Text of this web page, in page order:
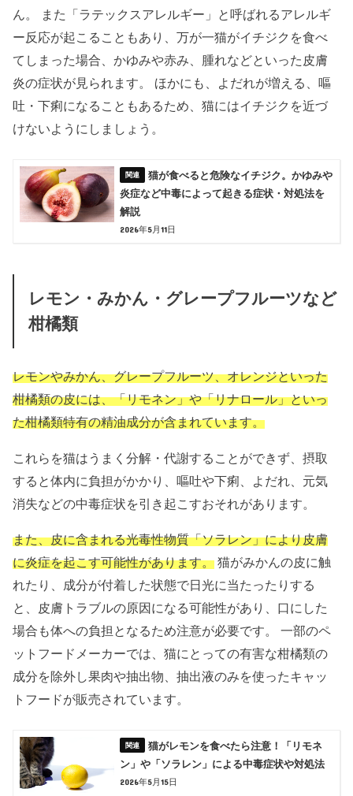
ん。 また「ラテックスアレルギー」と呼ばれるアレルギ
ー反応が起こることもあり、万が一猫がイチジクを食べ
てしまった場合、かゆみや赤み、腫れなどといった皮膚
炎の症状が見られます。 ほかにも、よだれが増える、嘔
吐・下痢になることもあるため、猫にはイチジクを近づ
けないようにしましょう。
猫が食べると危険なイチジク。かゆみや
炎症など中毒によって起きる症状・対処法を
解説
2026年5月11日
レモン・みかん・グレープフルーツなど
柑橘類
レモンやみかん、グレープフルーツ、オレンジといった
柑橘類の皮には、「リモネン」や「リナロール」といっ
た柑橘類特有の精油成分が含まれています。
これらを猫はうまく分解・代謝することができず、摂取
すると体内に負担がかかり、嘔吐や下痢、よだれ、元気
消失などの中毒症状を引き起こすおそれがあります。
また、皮に含まれる光毒性物質「ソラレン」により皮膚
に炎症を起こす可能性があります。 猫がみかんの皮に触
れたり、成分が付着した状態で日光に当たったりする
と、皮膚トラブルの原因になる可能性があり、口にした
場合も体への負担となるため注意が必要です。 一部のペ
ットフードメーカーでは、猫にとっての有害な柑橘類の
成分を除外し果肉や抽出物、抽出液のみを使ったキャッ
トフードが販売されています。
猫がレモンを食べたら注意！「リモネ
ン」や「ソラレン」による中毒症状や対処法
2026年5月15日